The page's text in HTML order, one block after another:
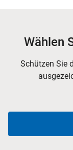
Wählen
Schützen Sie